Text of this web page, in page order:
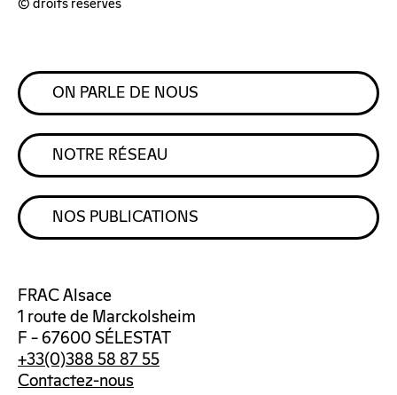
© droits réservés
ON PARLE DE NOUS
NOTRE RÉSEAU
NOS PUBLICATIONS
FRAC Alsace
1 route de Marckolsheim
F – 67600 SÉLESTAT
+33(0)388 58 87 55
Contactez-nous